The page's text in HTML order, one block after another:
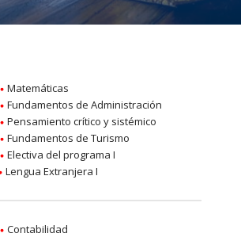
Matemáticas
Fundamentos de Administración
Pensamiento crítico y sistémico
Fundamentos de Turismo
Electiva del programa I
Lengua Extranjera I
Contabilidad